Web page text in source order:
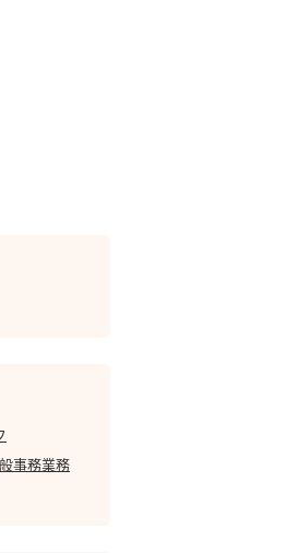
事務業務